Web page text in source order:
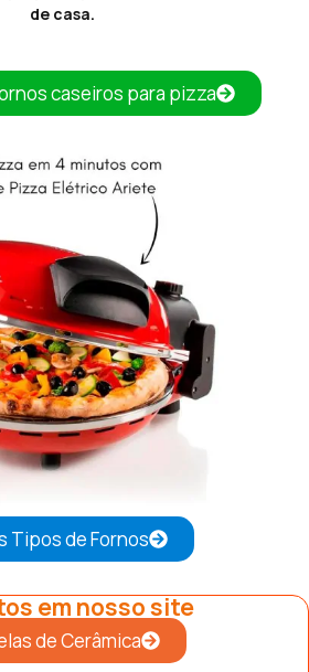
de casa.
caseiros para pizza
Tipos de Fornos
em nosso site
de Cerâmica